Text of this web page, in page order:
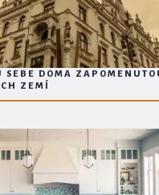
SEBE DOMA
ZEMÍ